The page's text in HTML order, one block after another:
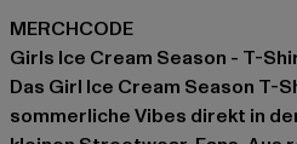
MERCHCODE
Girls Ice Cream Season - T-
Das Girl Ice Cream Season T-
sommerliche Vibes direkt in